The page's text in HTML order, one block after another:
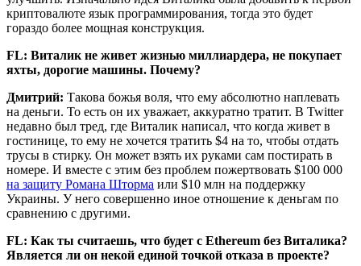
криптовалюте язык программирования, тогда это будет
гораздо более мощная конструкция.
FL: Виталик не живет жизнью миллиардера, не покупает
яхты, дорогие машины. Почему?
Дмитрий: Такова божья воля, что ему абсолютно наплевать
на деньги. То есть он их уважает, аккуратно тратит. В Twitter
недавно был тред, где Виталик написал, что когда живет в
гостинице, то ему не хочется тратить $4 на то, чтобы отдать
трусы в стирку. Он может взять их руками сам постирать в
номере. И вместе с этим без проблем пожертвовать $100 000
на защиту Романа Шторма или $10 млн на поддержку
Украины. У него совершенно иное отношение к деньгам по
сравнению с другими.
FL: Как ты считаешь, что будет с Ethereum без Виталика?
Является ли он некой единой точкой отказа в проекте?